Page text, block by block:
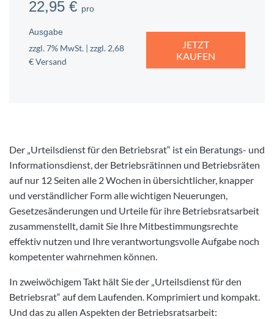
22,95 € pro
Ausgabe
zzgl. 7% MwSt. | zzgl. 2,68
€ Versand
JETZT
KAUFEN
Der „Urteilsdienst für den Betriebsrat“ ist ein Beratungs- und
Informationsdienst, der Betriebsrätinnen und Betriebsräten
auf nur 12 Seiten alle 2 Wochen in übersichtlicher, knapper
und verständlicher Form alle wichtigen Neuerungen,
Gesetzesänderungen und Urteile für ihre Betriebsratsarbeit
zusammenstellt, damit Sie Ihre Mitbestimmungsrechte
effektiv nutzen und Ihre verantwortungsvolle Aufgabe noch
kompetenter wahrnehmen können.
In zweiwöchigem Takt hält Sie der „Urteilsdienst für den
Betriebsrat“ auf dem Laufenden. Komprimiert und kompakt.
Und das zu allen Aspekten der Betriebsratsarbeit: